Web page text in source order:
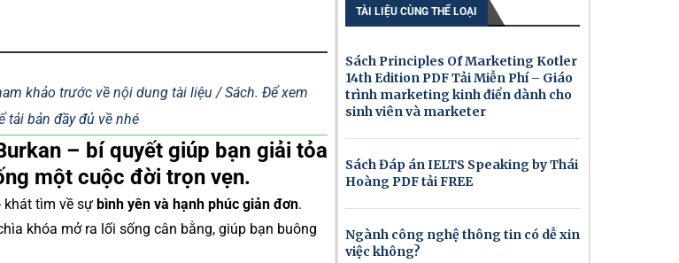
khảo trước về nội dung tài liệu / Sách. Để xem
tải bản đầy đủ về nhé
– bí quyết giúp bạn giải tỏa
một cuộc đời trọn vẹn.
khát tìm về sự bình yên và hạnh phúc giản đơn.
khóa mở ra lối sống cân bằng, giúp bạn buông
TÀI LIỆU CÙNG THỂ LOẠI
Sách Principles Of Marketing Kotler
14th Edition PDF Tải Miễn Phí – Giáo
trình marketing kinh điển dành cho
sinh viên và marketer
Sách Đáp án IELTS Speaking by Thái
Hoàng PDF tải FREE
Ngành công nghệ thông tin có dễ xin
việc không?